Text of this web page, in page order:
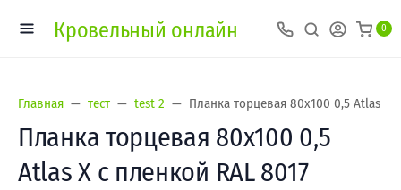
Кровельный онлайн 0
Главная тест test 2 Планка торцевая 80х100 0,5 Atlas X
Планка торцевая 80х100 0,5
Atlas X с пленкой RAL 8017